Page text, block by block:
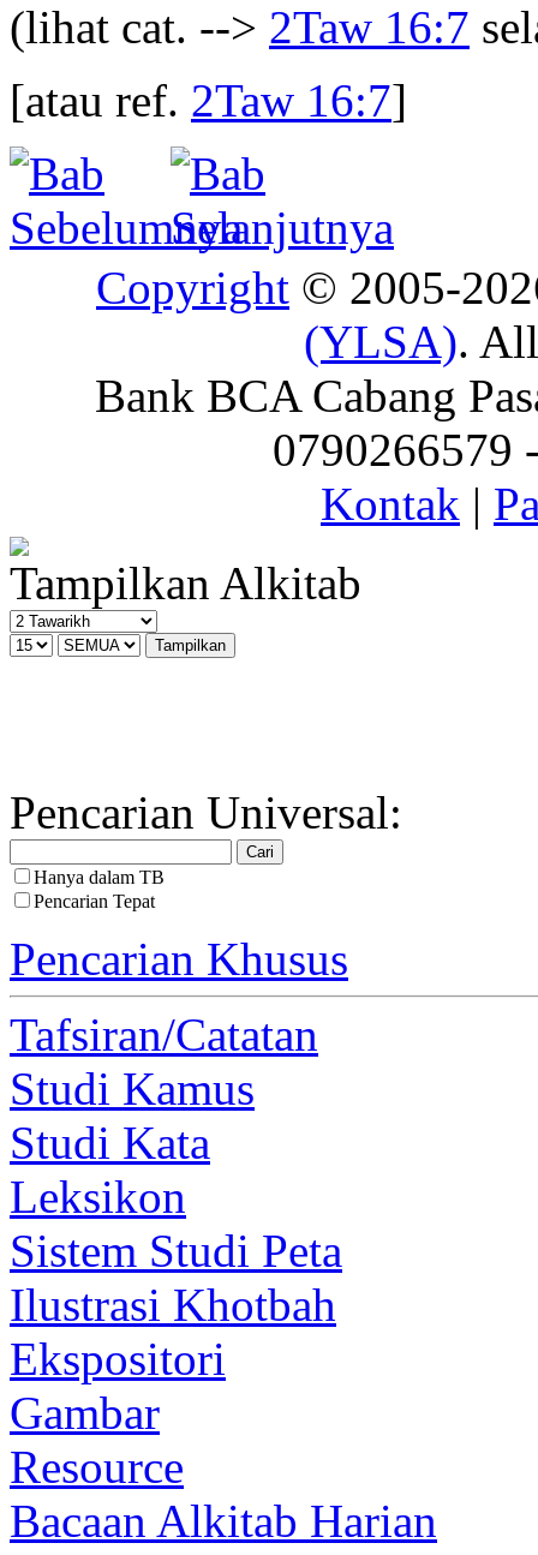
(lihat cat. --> 2Taw 16:7
[atau ref. 2Taw 16:7]
Copyright © 2005-
(YLSA).
Bank BCA Cabang
0790266579
Kontak |
Tampilkan Alkitab
Pencarian Universal:
Hanya dalam TB
Pencarian Tepat
Pencarian Khusus
Tafsiran/Catatan
Studi Kamus
Studi Kata
Leksikon
Sistem Studi Peta
Ilustrasi Khotbah
Ekspositori
Gambar
Resource
Bacaan Alkitab Harian